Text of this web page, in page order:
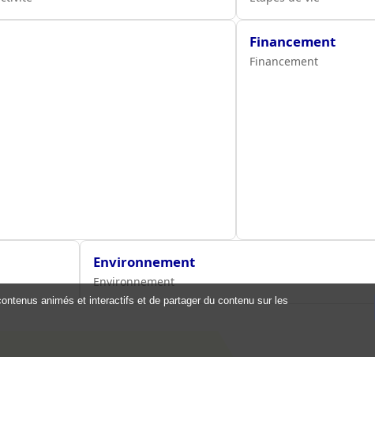
Financement
Financement
Environnement
Environnement
animés et interactifs et de partager du contenu sur les